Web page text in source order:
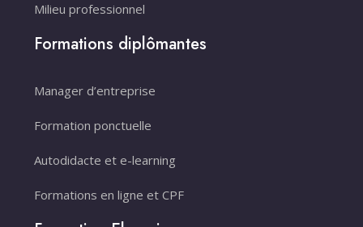
Milieu professionnel
Formations diplômantes
Manager d’entreprise
Formation ponctuelle
Autodidacte et e-learning
Formations en ligne et CPF